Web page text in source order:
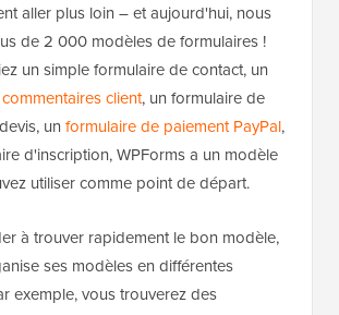
aller plus loin – et aujourd'hui, nous
de 2 000 modèles de formulaires !
un simple formulaire de contact, un
client, un formulaire de
un formulaire de paiement PayPal,
d'inscription, WPForms a un modèle
utiliser comme point de départ.
à trouver rapidement le bon modèle,
ses modèles en différentes
exemple, vous trouverez des